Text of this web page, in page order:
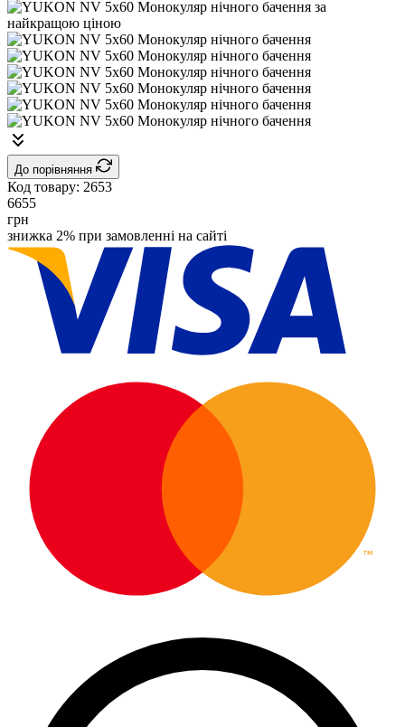
До порівняння
Код товару: 2653
6655
грн
знижка 2% при замовленні на сайті